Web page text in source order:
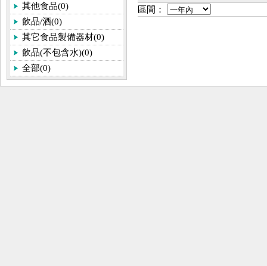
其他食品(0)
飲品/酒(0)
其它食品製備器材(0)
飲品(不包含水)(0)
全部(0)
區間：